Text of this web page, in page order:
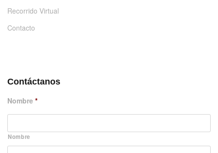
Recorrido Virtual
Contacto
Contáctanos
Nombre *
Nombre